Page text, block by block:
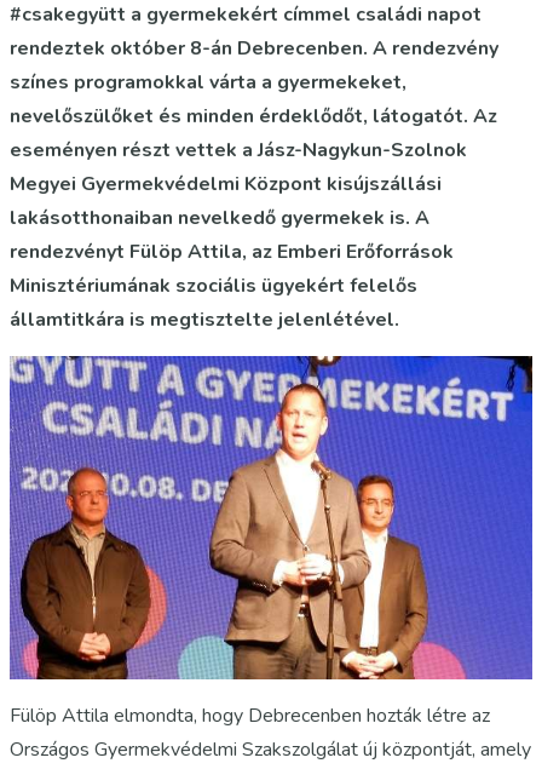
#csakegyütt a gyermekekért címmel családi napot
rendeztek október 8-án Debrecenben. A rendezvény
színes programokkal várta a gyermekeket,
nevelőszülőket és minden érdeklődőt, látogatót. Az
eseményen részt vettek a Jász-Nagykun-Szolnok
Megyei Gyermekvédelmi Központ kisújszállási
lakásotthonaiban nevelkedő gyermekek is. A
rendezvényt Fülöp Attila, az Emberi Erőforrások
Minisztériumának szociális ügyekért felelős
államtitkára is megtisztelte jelenlétével.
Fülöp Attila elmondta, hogy Debrecenben hozták létre az
Országos Gyermekvédelmi Szakszolgálat új központját, amely